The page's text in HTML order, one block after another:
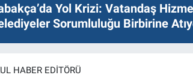
Yol Krizi: Vatandaş
Sorumluluğu Birbirine
HABER EDITÖRÜ